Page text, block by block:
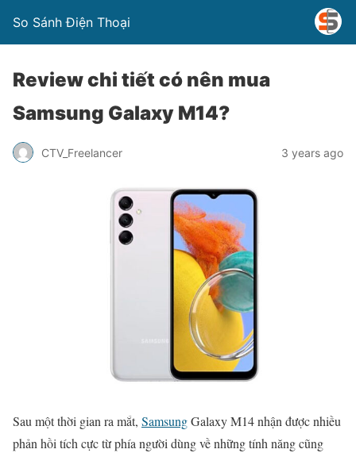
So Sánh Điện Thoại
Review chi tiết có nên mua
Samsung Galaxy M14?
CTV_Freelancer 3 years ago
Sau một thời gian ra mắt, SamsungGalaxy M14 nhận được nhiều
phản hồi tích cực từ phía người dùng về những tính năng cũng